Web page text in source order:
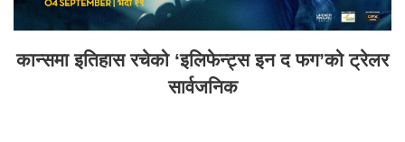
कान्समा इतिहास रचेको ‘इलिफेन्ट्स इन द फग’को ट्रेलर
सार्वजनिक